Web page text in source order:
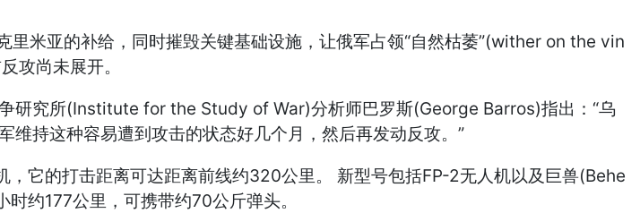
米亚的补给，同时摧毁关键基础设施，让俄军占领“自然枯萎”(wither on the vin
攻尚未展开。
研究所(Institute for the Study of War)分析师巴罗斯(George Barros)指出：“乌
持这种容易遭到攻击的状态好几个月，然后再发动反攻。”
它的打击距离可达距离前线约320公里。 新型号包括FP-2无人机以及巨兽(Behe
约177公里，可携带约70公斤弹头。